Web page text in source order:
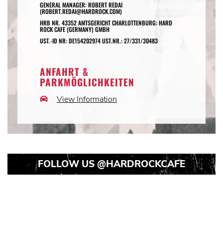
GENERAL MANAGER: ROBERT REDAI
(ROBERT.REDAI@HARDROCK.COM)
HRB NR. 43352 AMTSGERICHT CHARLOTTENBURG: HARD
ROCK CAFE (GERMANY) GMBH
UST.-ID NR: DE154202974 UST.NR.: 27/331/30483
ANFAHRT &
PARKMÖGLICHKEITEN
CarView Information
FOLLOW US @HARDROCKCAFE